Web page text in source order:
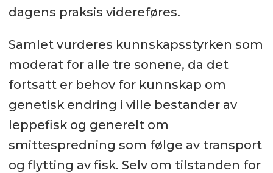
dagens praksis videreføres.
Samlet vurderes kunnskapsstyrken som
moderat for alle tre sonene, da det
fortsatt er behov for kunnskap om
genetisk endring i ville bestander av
leppefisk og generelt om
smittespredning som følge av transport
og flytting av fisk. Selv om tilstanden for